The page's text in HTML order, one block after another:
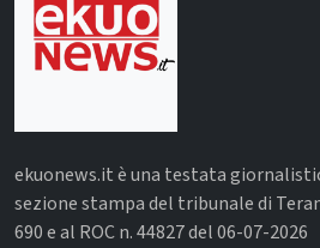
ekuonews.it è una testata
sezione stampa del tribunale di
690 e al ROC n. 44827 del 06-07-2026